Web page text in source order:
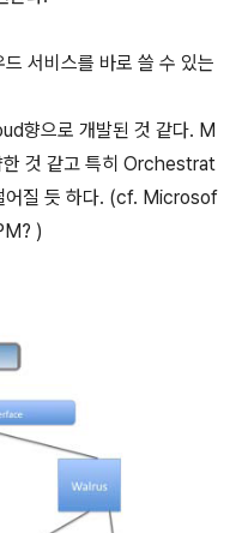
서비스를 바로 쓸 수 있는
향으로 개발된 것 같다. M
것 같고 특히 Orchestrat
어질 듯 하다. (cf. Microsof
)